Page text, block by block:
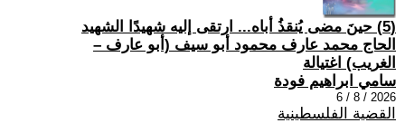
(5) حينَ مضى يُنقذُ أباه... ارتقى إليه شهيدًا الشهيد
الحاج محمد عارف محمود أبو سيف (أبو عارف –
الغريب) اغتيالة
سامي ابراهيم فودة
2026 / 8 / 6
القضية الفلسطينية